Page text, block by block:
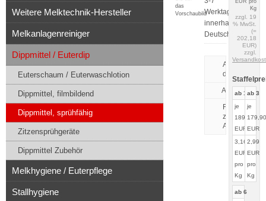
das
VorschaubildWerktagen
innerhalb
Deutschlands
drucken
Frage
zu
Artikel
EUR pro
Kg
zzgl. 19
% MwSt.
(=
202,18
EUR)
zzgl.
ab 1
je
189,90
EUR
3,16
EUR
pro
Kg
ab 3
je
179,90
EUR
2,99
EUR
pro
Kg
ab 6
Weitere Melktechnik-Hersteller
Melkanlagenreiniger
Dippmittel / Euterdip
Euterschaum / Euterwaschlotion
Dippmittel, filmbildend
Dippmittel, sprühfähig
Zitzensprühgeräte
Dippmittel Zubehör
Melkhygiene / Euterpflege
Stallhygiene